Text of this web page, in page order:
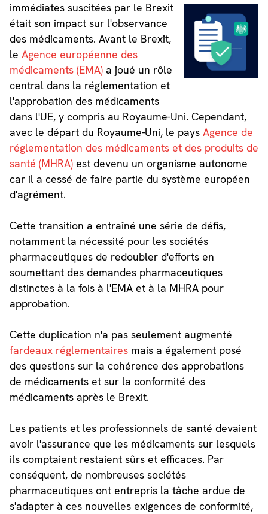
immédiates suscitées par le Brexit
était son impact sur l'observance
des médicaments. Avant le Brexit,
le Agence européenne des
médicaments (EMA)a joué un rôle
central dans la réglementation et
l'approbation des médicaments
dans l'UE, y compris au Royaume-Uni. Cependant,
avec le départ du Royaume-Uni, le pays Agence de
réglementation des médicaments et des produits de
santé (MHRA)est devenu un organisme autonome
car il a cessé de faire partie du système européen
d'agrément.
Cette transition a entraîné une série de défis,
notamment la nécessité pour les sociétés
pharmaceutiques de redoubler d'efforts en
soumettant des demandes pharmaceutiques
distinctes à la fois à l'EMA et à la MHRA pour
approbation.
Cette duplication n'a pas seulement augmenté
fardeaux réglementairesmais a également posé
des questions sur la cohérence des approbations
de médicaments et sur la conformité des
médicaments après le Brexit.
Les patients et les professionnels de santé devaient
avoir l'assurance que les médicaments sur lesquels
ils comptaient restaient sûrs et efficaces. Par
conséquent, de nombreuses sociétés
pharmaceutiques ont entrepris la tâche ardue de
s'adapter à ces nouvelles exigences de conformité,